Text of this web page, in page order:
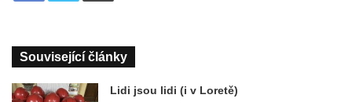
Související články
Lidi jsou lidi (i v Loretě)